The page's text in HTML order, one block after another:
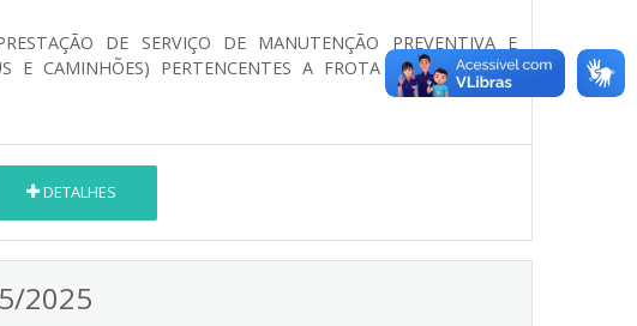
DE SERVIÇO DE MANUTENÇÃO PREVENTIVA E
E CAMINHÕES) PERTENCENTES A FROTA MUNICIPAL DE
DETALHES
2025